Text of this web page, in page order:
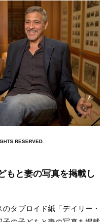
RESERVED.
もと妻の写真を掲載し
のタブロイド紙「デイリー・